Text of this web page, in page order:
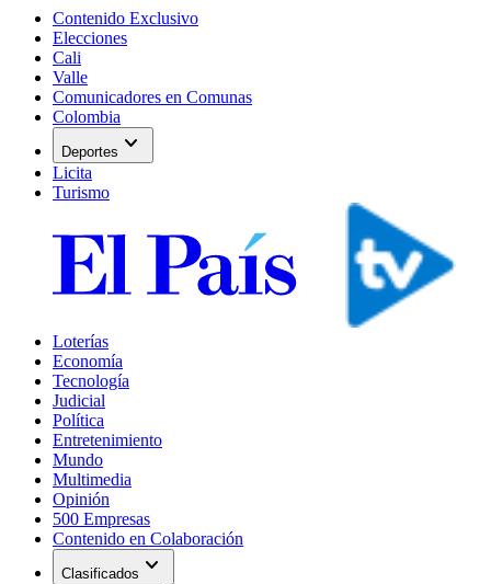
Contenido Exclusivo
Elecciones
Cali
Valle
Comunicadores en Comunas
Colombia
Deportes expand_more
Licita
Turismo
Loterías
Economía
Tecnología
Judicial
Política
Entretenimiento
Mundo
Multimedia
Opinión
500 Empresas
Contenido en Colaboración
Clasificados expand_more